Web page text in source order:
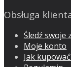
Obsługa
Śledź swoje
Moje konto
Jak